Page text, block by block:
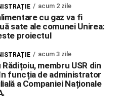
acum 2 zile
cu gaz va fi
sate ale comunei Unirea:
proiectul
acum 3 zile
Rădițoiu, membru USR din
funcția de administrator
a Companiei Naționale